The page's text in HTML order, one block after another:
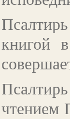
книгой
чтением